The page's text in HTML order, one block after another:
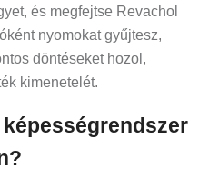
és megfejtse Revachol
nyomokat gyűjtesz,
döntéseket hozol,
kimenetelét.